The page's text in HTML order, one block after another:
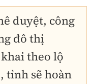
duyệt, công
đô thị
theo lộ
tỉnh sẽ hoàn